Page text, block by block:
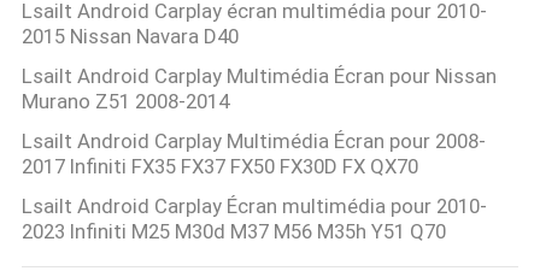
Lsailt Android Carplay écran multimédia pour 2010-
2015 Nissan Navara D40
Lsailt Android Carplay Multimédia Écran pour Nissan
Murano Z51 2008-2014
Lsailt Android Carplay Multimédia Écran pour 2008-
2017 Infiniti FX35 FX37 FX50 FX30D FX QX70
Lsailt Android Carplay Écran multimédia pour 2010-
2023 Infiniti M25 M30d M37 M56 M35h Y51 Q70